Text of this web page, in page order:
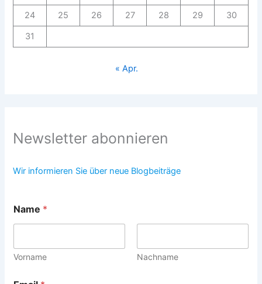
24
25 26 27 28 29
30
31
« Apr.
Newsletter abonnieren
Wir informieren Sie über neue Blogbeiträge
Name *
Vorname Nachname